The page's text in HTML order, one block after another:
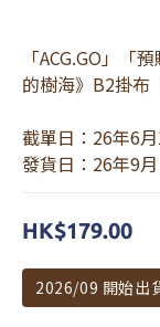
「ACG.GO」「
的樹海》B2掛布
截單日：26年6
發貨日：26年9月
HK$179.00
2026/09 開始出